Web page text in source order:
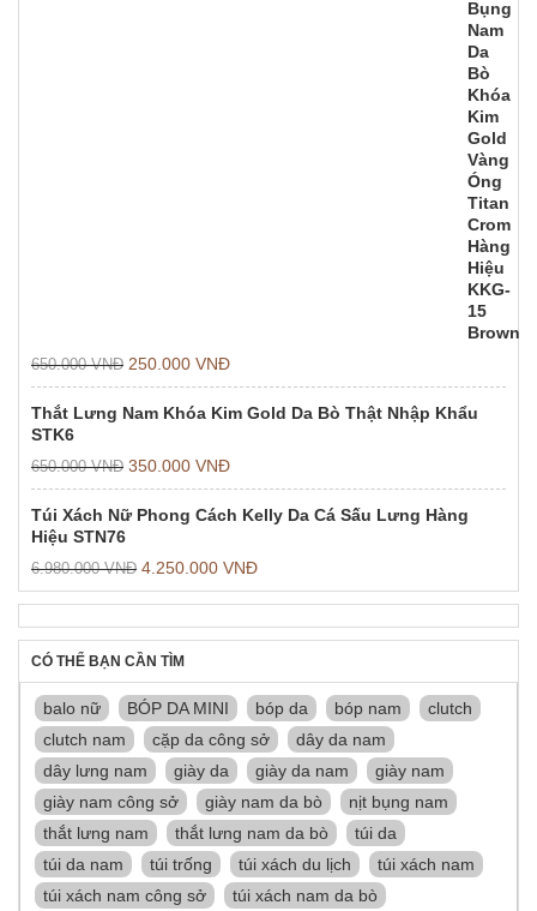
650.000VNĐ 250.000 VNĐ
Thắt Lưng Nam Khóa Kim Gold Da Bò Thật Nhập Khẩu
STK6
650.000VNĐ 350.000 VNĐ
Túi Xách Nữ Phong Cách Kelly Da Cá Sấu Lưng Hàng
Hiệu STN76
6.980.000VNĐ 4.250.000 VNĐ
CÓ THỂ BẠN CẦN TÌM
balo nữ BÓP DA MINI bóp da bóp nam
clutch
clutch nam
cặp da công sở
dây da nam
dây lưng nam
giày da giày da nam
giày nam
giày nam công sở
giày nam da bò
nịt bụng nam
thắt lưng nam
thắt lưng nam da bò
túi da
túi da nam
túi trống túi xách du lịch
túi xách nam
túi xách nam công sở
túi xách nam da bò